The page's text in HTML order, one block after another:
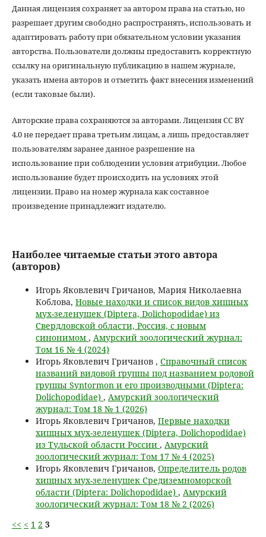
Данная лицензия сохраняет за автором права на статью, но
разрешает другим свободно распространять, использовать и
адаптировать работу при обязательном условии указания
авторства. Пользователи должны предоставить корректную
ссылку на оригинальную публикацию в нашем журнале,
указать имена авторов и отметить факт внесения изменений
(если таковые были).
Авторские права сохраняются за авторами. Лицензия CC BY
4.0 не передает права третьим лицам, а лишь предоставляет
пользователям заранее данное разрешение на
использование при соблюдении условия атрибуции. Любое
использование будет происходить на условиях этой
лицензии. Право на номер журнала как составное
произведение принадлежит издателю.
Наиболее читаемые статьи этого автора
(авторов)
Игорь Яковлевич Гричанов, Мария Николаевна
Коблова, Новые находки и список видов хищных
мух-зеленушек (Diptera, Dolichopodidae) из
Свердловской области, Россия, c новым
синонимом , Амурский зоологический журнал:
Том 16 № 4 (2024)
Игорь Яковлевич Гричанов , Справочный список
названий видовой группы под названием родовой
группы Syntormon и его производными (Diptera:
Dolichopodidae) , Амурский зоологический
журнал: Том 18 № 1 (2026)
Игорь Яковлевич Гричанов, Первые находки
хищных мух-зеленушек (Diptera, Dolichopodidae)
из Тульской области России , Амурский
зоологический журнал: Том 17 № 4 (2025)
Игорь Яковлевич Гричанов, Определитель родов
хищных мух-зеленушек Средиземноморской
области (Diptera: Dolichopodidae) , Амурский
зоологический журнал: Том 18 № 2 (2026)
<< < 1 2 3